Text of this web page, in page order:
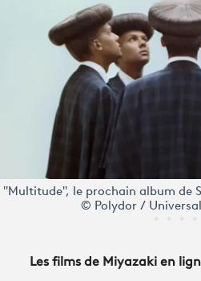
"Multitude", le prochain album de
© Polydor /
Les films de Miyazaki en